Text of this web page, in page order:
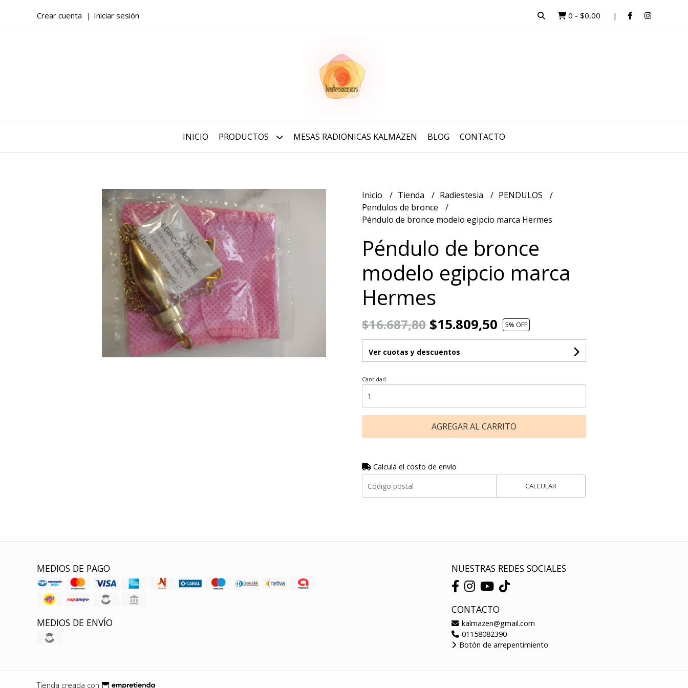
Crear cuenta Iniciar sesión 0 - $0,00
INICIO PRODUCTOS MESAS RADIONICAS KALMAZEN BLOG CONTACTO
Inicio Tienda Radiestesia
PENDULOS
Pendulos de bronce
Péndulo de bronce modelo egipcio marca Hermes
Péndulo de bronce
modelo egipcio marca
Hermes
$16.687,80 $15.809,50 5% OFF
Ver cuotas y descuentos
Cantidad
AGREGAR AL CARRITO
Calculá el costo de envío
CALCULAR
MEDIOS DE PAGO
MEDIOS DE ENVÍO
NUESTRAS REDES SOCIALES
CONTACTO
kalmazen@gmail.com
01158082390
Botón de arrepentimiento
Tienda creada con